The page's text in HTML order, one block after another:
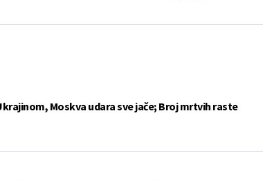
Moskva udara sve jače; Broj mrtvih raste